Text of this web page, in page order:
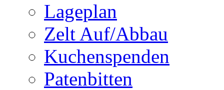
Lageplan
Zelt Auf/Abbau
Kuchenspenden
Patenbitten